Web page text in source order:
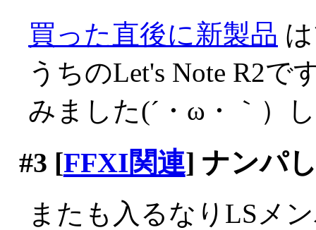
買った直後に新製品
うちのLet's Note R2で
みました(´・ω・｀）
#3 [FFXI関連] ナンパ
またも入るなりLSメ